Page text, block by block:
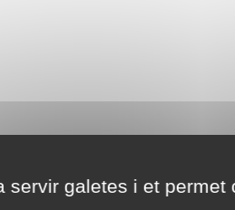
servir galetes i et